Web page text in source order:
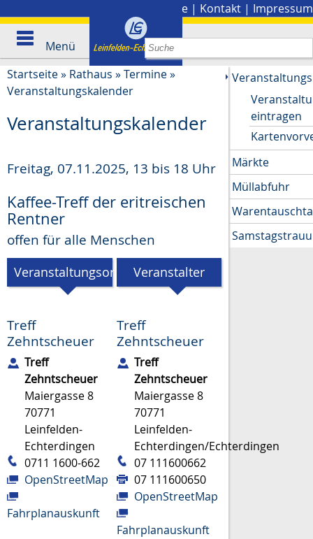
Presse | Kontakt | Impressum
Menü
Startseite» Rathaus »Termine»
Veranstaltungskalender
Veranstaltungskalender
Freitag, 07.11.2025, 13 bis 18 Uhr
Kaffee-Treff der eritreischen
Rentner
offen für alle Menschen
Veranstaltungsort
Treff
Zehntscheuer
Treff
Zehntscheuer
Maiergasse 8
70771
Leinfelden-
Echterdingen
0711 1600-662
OpenStreetMap
Fahrplanauskunft
Veranstalter
Treff
Zehntscheuer
Treff
Zehntscheuer
Maiergasse 8
70771
Leinfelden-
Echterdingen/Echterdingen
07 111600662
07 111600650
OpenStreetMap
Fahrplanauskunft
eintragen
Märkte
Müllabfuhr